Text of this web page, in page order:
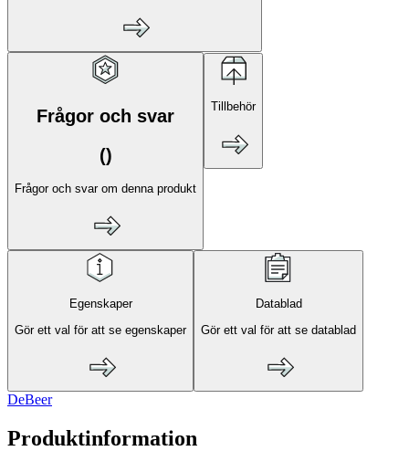
Frågor och svar
()
Frågor och svar om denna produkt
Tillbehör
Egenskaper
Gör ett val för att se egenskaper
Datablad
Gör ett val för att se datablad
DeBeer
Produktinformation